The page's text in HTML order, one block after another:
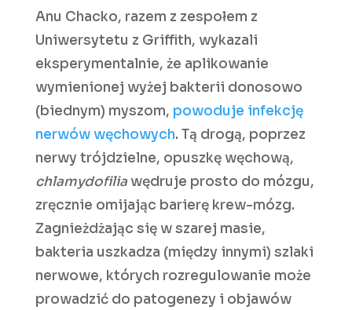
Anu Chacko, razem z zespołem z
Uniwersytetu z Griffith, wykazali
eksperymentalnie, że aplikowanie
wymienionej wyżej bakterii donosowo
(biednym) myszom, powoduje infekcję
nerwów węchowych. Tą drogą, poprzez
nerwy trójdzielne, opuszkę węchową,
chlamydofiliawędruje prosto do mózgu,
zręcznie omijając barierę krew-mózg.
Zagnieżdżając się w szarej masie,
bakteria uszkadza (między innymi) szlaki
nerwowe, których rozregulowanie może
prowadzić do patogenezy i objawów